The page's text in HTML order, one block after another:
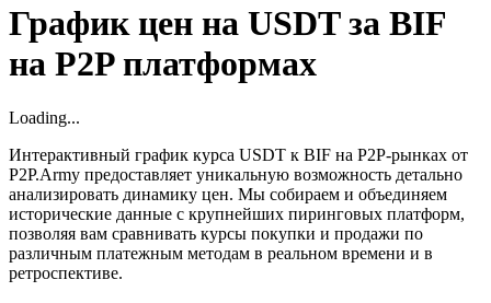
График цен на USDT за BIF
на P2P платформах
Loading...
Интерактивный график курса USDT к BIF на P2P-рынках от
P2P.Army предоставляет уникальную возможность детально
анализировать динамику цен. Мы собираем и объединяем
исторические данные с крупнейших пиринговых платформ,
позволяя вам сравнивать курсы покупки и продажи по
различным платежным методам в реальном времени и в
ретроспективе.